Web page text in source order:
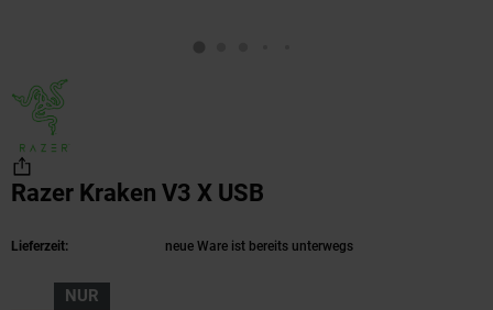
Razer Kraken V3 X USB
Lieferzeit: neue Ware ist bereits unterwegs
NUR